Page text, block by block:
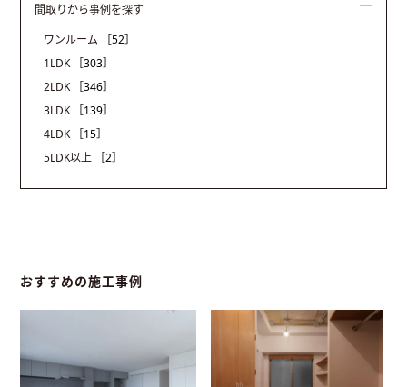
間取りから事例を探す
ワンルーム
［52］
1LDK
［303］
2LDK
［346］
3LDK
［139］
4LDK
［15］
5LDK以上
［2］
おすすめの施工事例